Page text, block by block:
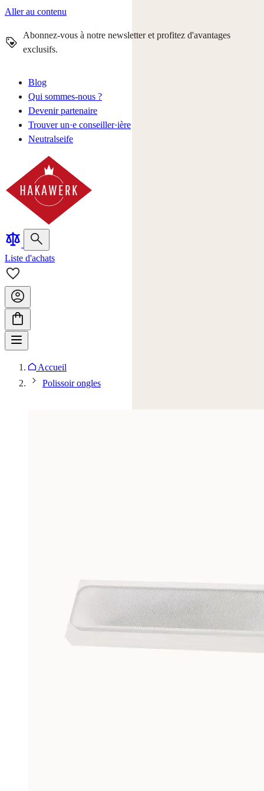
Aller au contenu
Abonnez-vous à notre newsletter et profitez d'avantages
exclusifs.
Blog
Qui sommes-nous ?
Devenir partenaire
Trouver un·e conseiller·ière
Neutralseife
Liste d'achats
Accueil
Polissoir ongles